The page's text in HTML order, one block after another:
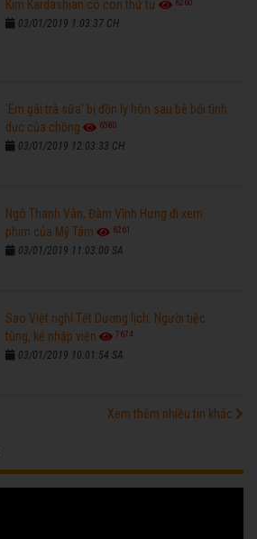
Kim Kardashian có con thứ tư
03/01/2019 1:03:37 CH
'Em gái trà sữa' bị đồn ly hôn sau bê bối tình
dục của chồng
6580
03/01/2019 12:03:33 CH
Ngô Thanh Vân, Đàm Vĩnh Hưng đi xem
phim của Mỹ Tâm
6261
03/01/2019 11:03:00 SA
Sao Việt nghỉ Tết Dương lịch: Người tiệc
tùng, kẻ nhập viện
7674
03/01/2019 10:01:54 SA
Xem thêm nhiều tin khác